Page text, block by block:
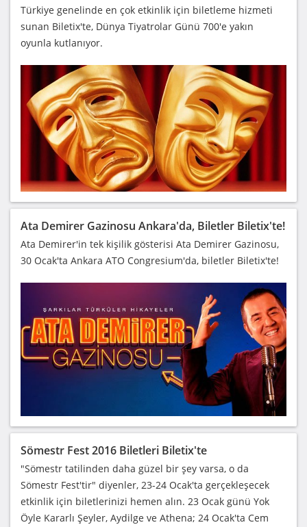
Türkiye genelinde en çok etkinlik için biletleme hizmeti
sunan Biletix'te, Dünya Tiyatrolar Günü 700'e yakın
oyunla kutlanıyor.
Ata Demirer Gazinosu Ankara'da, Biletler Biletix'te!
Ata Demirer'in tek kişilik gösterisi Ata Demirer Gazinosu,
30 Ocak'ta Ankara ATO Congresium'da, biletler Biletix'te!
Sömestr Fest 2016 Biletleri Biletix'te
"Sömestr tatilinden daha güzel bir şey varsa, o da
Sömestr Fest'tir" diyenler, 23-24 Ocak'ta gerçekleşecek
etkinlik için biletlerinizi hemen alın. 23 Ocak günü Yok
Öyle Kararlı Şeyler, Aydilge ve Athena; 24 Ocak'ta Cem